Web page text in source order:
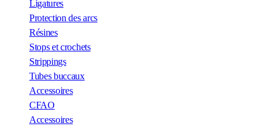
Ligatures
Protection des arcs
Résines
Stops et crochets
Strippings
Tubes buccaux
Accessoires
CFAO
Accessoires